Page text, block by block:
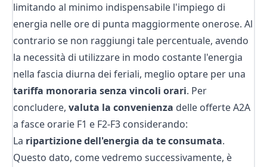
limitando al minimo indispensabile l'impiego di
energia nelle ore di punta maggiormente onerose. Al
contrario se non raggiungi tale percentuale, avendo
la necessità di utilizzare in modo costante l'energia
nella fascia diurna dei feriali, meglio optare per una
tariffa monoraria senza vincoli orari. Per
concludere, valuta la convenienza delle offerte A2A
a fasce orarie F1 e F2-F3 considerando:
La ripartizione dell'energia da te consumata.
Questo dato, come vedremo successivamente, è